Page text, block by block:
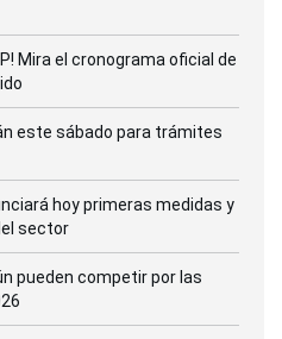
Mira el cronograma oficial de
este sábado para trámites
hoy primeras medidas y
sector
pueden competir por las